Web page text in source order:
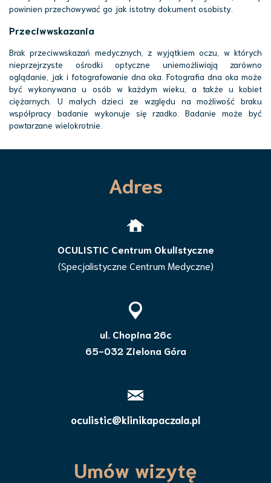
powinien przechowywać go jak istotny dokument osobisty.
Przeciwwskazania
Brak przeciwwskazań medycznych, z wyjątkiem oczu, w których
nieprzejrzyste ośrodki optyczne uniemożliwiają zarówno
oglądanie, jak i fotografowanie dna oka. Fotografia dna oka może
być wykonywana u osób w każdym wieku, a także u kobiet
ciężarnych. U małych dzieci ze względu na możliwość braku
współpracy badanie wykonuje się rzadko. Badanie może być
powtarzane wielokrotnie.
Adres
OCULISTIC Centrum Okulistyczne
(Specjalistyczne Centrum Medyczne)
ul. Chopina 26c
65-032 Zielona Góra
oculistic@klinikapaczala.pl
Umów wizytę